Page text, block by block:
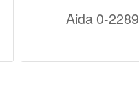
Aida 0-2289